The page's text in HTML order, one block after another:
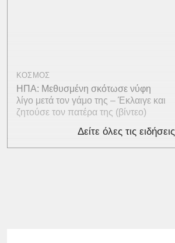
ΚΟΣΜΟΣ
ΗΠΑ: Μεθυσμένη σκότωσε νύφη
λίγο μετά τον γάμο της – Έκλαιγε και
ζητούσε τον πατέρα της (βίντεο)
Δείτε όλες τις ειδήσεις